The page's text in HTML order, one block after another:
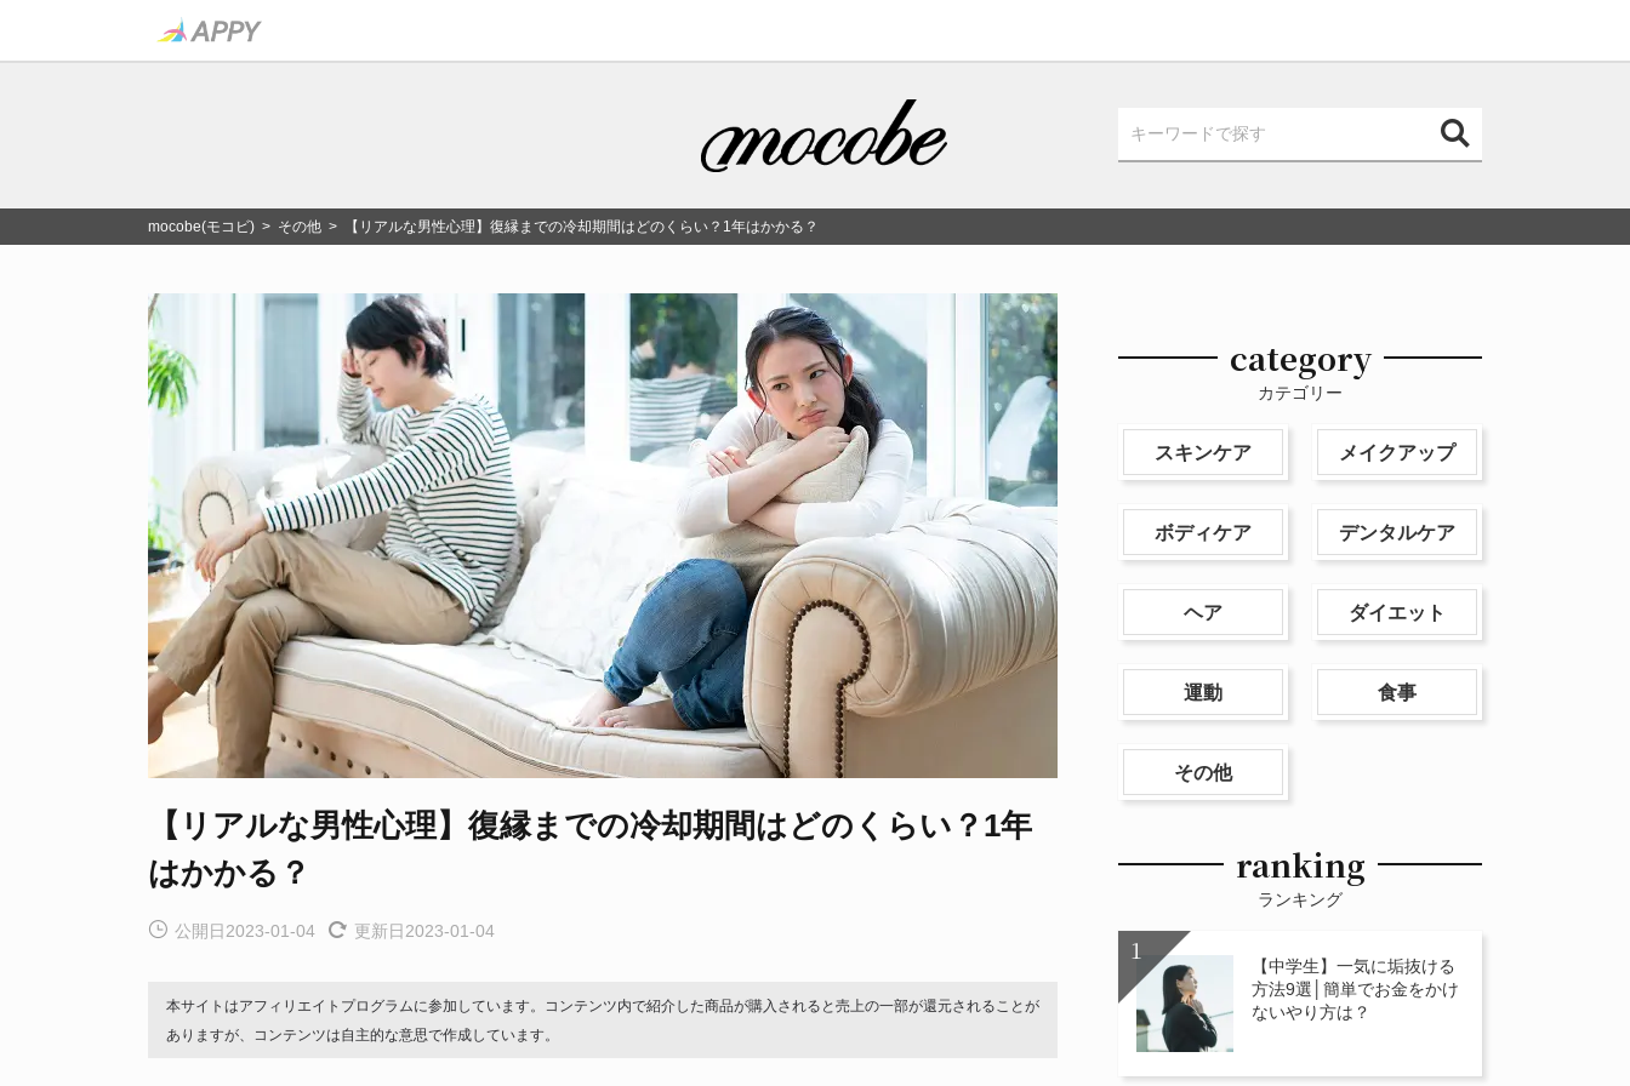
mocobe(モコビ) > その他 > 【リアルな男性心理】復縁までの冷却期間はどのくらい？1年はかかる？
【リアルな男性心理】復縁までの冷却期間はどのくらい？1年
はかかる？
公開日2023-01-04 更新日2023-01-04
本サイトはアフィリエイトプログラムに参加しています。コンテンツ内で紹介した商品が購入されると売上の一部が還元されることが
ありますが、コンテンツは自主的な意思で作成しています。
category
カテゴリー
スキンケア メイクアップ
ボディケア デンタルケア
ヘア ダイエット
運動 食事
その他
ranking
ランキング
【中学生】一気に垢抜ける
方法9選│簡単でお金をかけ
ないやり方は？